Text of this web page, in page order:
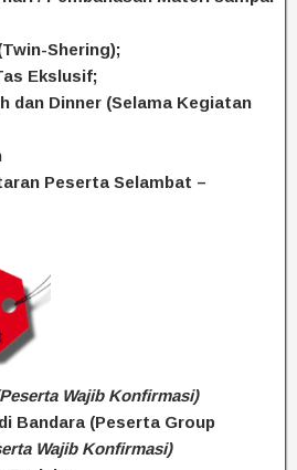
Shering);
Ekslusif;
dan Dinner (Selama Kegiatan
Peserta Selambat –
Wajib Konfirmasi)
Bandara (Peserta Group
Wajib Konfirmasi)